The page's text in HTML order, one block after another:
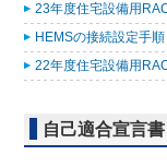
23年度住宅設備用
HEMSの接続設定手
22年度住宅設備用
自己適合宣言